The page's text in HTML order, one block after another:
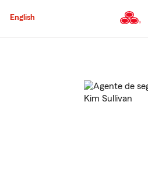
al
English